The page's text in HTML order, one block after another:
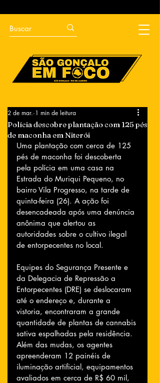
Polícia descobre plantação com 125 pés
de maconha em Niterói
2 de mar. 1 min de leitura
Uma plantação com cerca de 125
pés de maconha foi descoberta
pela polícia em uma casa na
Estrada do Muriqui Pequeno, no
bairro Vila Progresso, na tarde de
quinta-feira (26). A ação foi
desencadeada após uma denúncia
anônima que alertou as
autoridades sobre o cultivo ilegal
de entorpecentes no local.
Equipes do Segurança Presente e
da Delegacia de Repressão a
Entorpecentes (DRE) se deslocaram
até o endereço e, durante a
vistoria, encontraram a grande
quantidade de plantas de cannabis
sativa espalhadas pela residência.
Além das mudas, os agentes
apreenderam 12 painéis de
iluminação artificial, equipamentos
avaliados em cerca de R$ 60 mil,